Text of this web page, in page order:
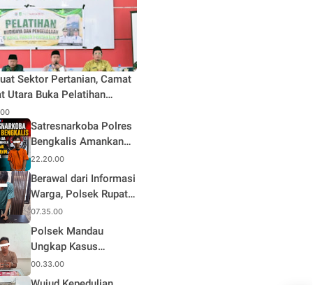
Sektor Pertanian, Camat
Utara Buka Pelatihan
dan Pengelolaan Hasil
Pertanian di Desa Teluk
Satresnarkoba Polres
Bengkalis Amankan
Terduga Pengedar
Sabu di Mandau, Sita
1,59 Gram Barang
Bukti
22.20.00
Berawal dari Informasi
Warga, Polsek Rupat
Ungkap Kasus Sabu
dan Amankan Seorang
Pria
07.35.00
Polsek Mandau
Ungkap Kasus
Narkotika, Seorang
Pria Diamankan
00.33.00